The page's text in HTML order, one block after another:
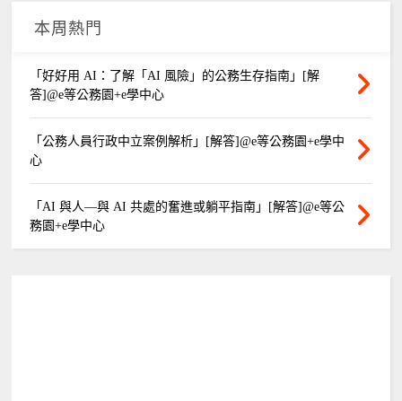
本周熱門
「好好用 AI：了解「AI 風險」的公務生存指南」[解
答]@e等公務園+e學中心
「公務人員行政中立案例解析」[解答]@e等公務園+e學中
心
「AI 與人—與 AI 共處的奮進或躺平指南」[解答]@e等公
務園+e學中心